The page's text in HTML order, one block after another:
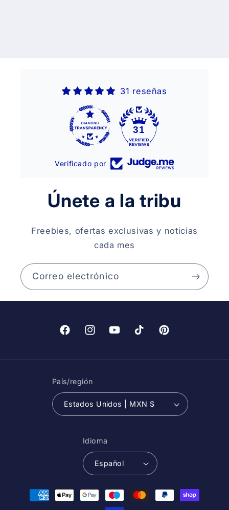
31 reseñas
31
Verificado por
Únete a la tribu
Freebies, ofertas exclusivas y noticias
cada mes
Correo electrónico
FacebookInstagramYouTubeTikTok Pinterest
País/región
Estados Unidos | MXN $
Idioma
Español
Formas